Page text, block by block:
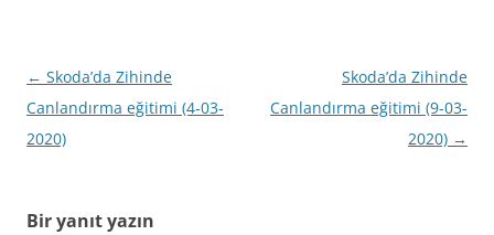
Yazı
dolaşımı
← Skoda’da Zihinde
Canlandırma eğitimi (4-03-
2020)
Skoda’da Zihinde
Canlandırma eğitimi (9-03-
2020) →
Bir yanıt yazın